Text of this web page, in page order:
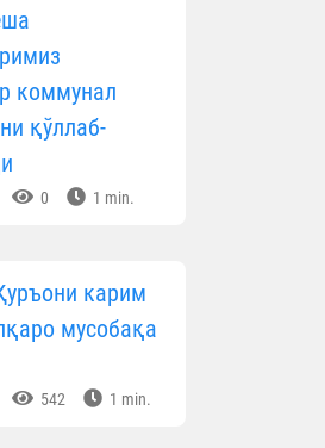
коммунал
қўллаб-
0 1 min.
карим
мусобақа
542 1 min.